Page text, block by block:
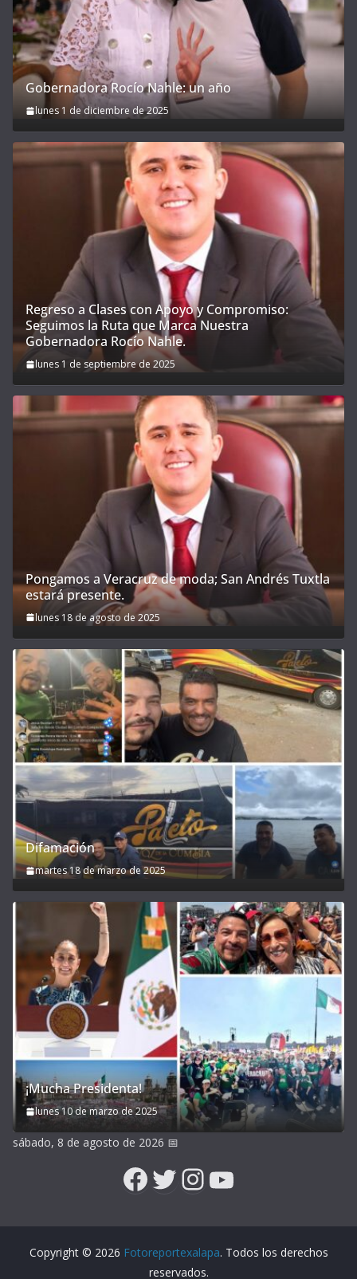
Gobernadora Rocío Nahle: un año
lunes 1 de diciembre de 2025
Regreso a Clases con Apoyo y Compromiso:
Seguimos la Ruta que Marca Nuestra
Gobernadora Rocío Nahle.
lunes 1 de septiembre de 2025
Pongamos a Veracruz de moda; San Andrés Tuxtla
estará presente.
lunes 18 de agosto de 2025
Difamación
martes 18 de marzo de 2025
¡Mucha Presidenta!
lunes 10 de marzo de 2025
sábado, 8 de agosto de 2026 📅
Facebook
Twitter
Instagram
YouTube
Copyright © 2026 Fotoreportexalapa. Todos los derechos
reservados.